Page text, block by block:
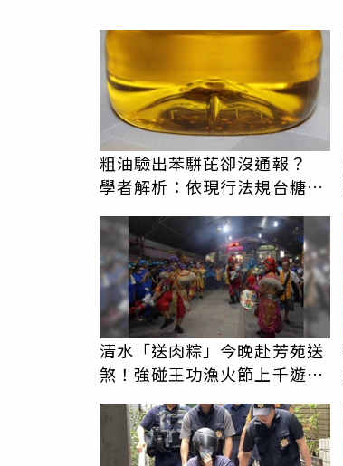
粗油驗出苯駢芘卻沒通報？
學者解析：依現行法規台糖沒
有通報義務
清水「送肉粽」今晚赴芳苑送
煞！強碰王功漁火節上千遊